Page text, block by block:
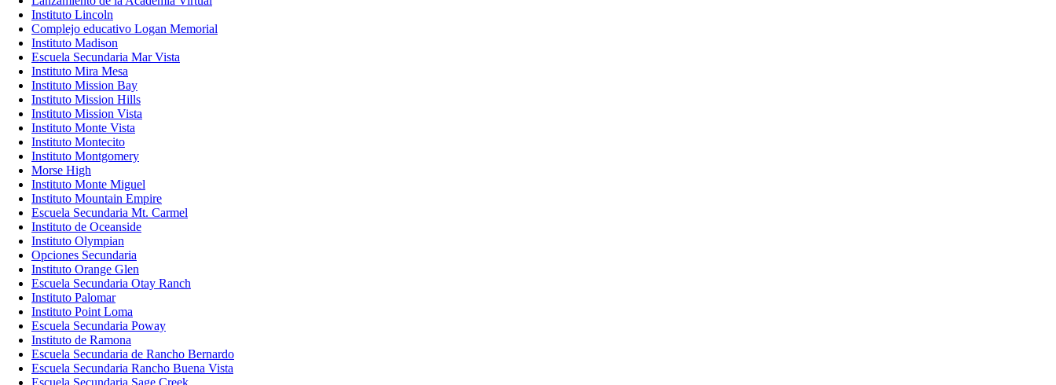
Instituto Lincoln
Complejo educativo Logan Memorial
Instituto Madison
Escuela Secundaria Mar Vista
Instituto Mira Mesa
Instituto Mission Bay
Instituto Mission Hills
Instituto Mission Vista
Instituto Monte Vista
Instituto Montecito
Instituto Montgomery
Morse High
Instituto Monte Miguel
Instituto Mountain Empire
Escuela Secundaria Mt. Carmel
Instituto de Oceanside
Instituto Olympian
Opciones Secundaria
Instituto Orange Glen
Escuela Secundaria Otay Ranch
Instituto Palomar
Instituto Point Loma
Escuela Secundaria Poway
Instituto de Ramona
Escuela Secundaria de Rancho Bernardo
Escuela Secundaria Rancho Buena Vista
Escuela Secundaria Sage Creek